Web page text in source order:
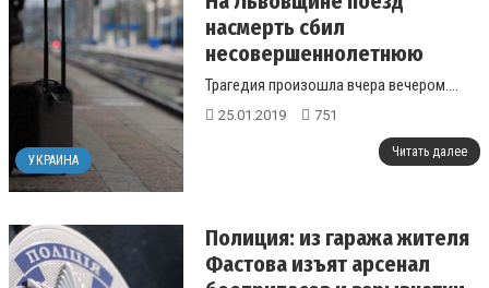
УКРАИНА
насмерть сбил
несовершеннолетнюю
Трагедия произошла вчера вечером....
25.01.2019 751
Читать далее
Полиция: из гаража жителя
Фастова изъят арсенал